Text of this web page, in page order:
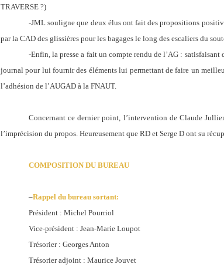
TRAVERSE ?)
-JML souligne que deux élus ont fait des propositions
par la CAD des glissières pour les bagages le long des escaliers du
-Enfin, la presse a fait un compte rendu de l’AG : satisfaisant
journal pour lui fournir des éléments lui permettant de faire un
l’adhésion de l’AUGAD à la FNAUT.
Concernant ce dernier point, l’intervention de Claude
l’imprécision du propos. Heureusement que RD et Serge D ont su
COMPOSITION DU BUREAU
–Rappel du bureau sortant:
Président : Michel Pourriol
Vice-président : Jean-Marie Loupot
Trésorier : Georges Anton
Trésorier adjoint : Maurice Jouvet